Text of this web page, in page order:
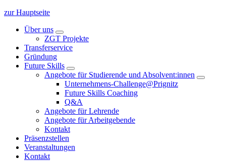
zur Hauptseite
Über uns
ZGT Projekte
Transferservice
Gründung
Future Skills
Angebote für Studierende und Absolvent:innen
Unternehmens-Challenge@Prignitz
Future Skills Coaching
Q&A
Angebote für Lehrende
Angebote für Arbeitgebende
Kontakt
Präsenzstellen
Veranstaltungen
Kontakt